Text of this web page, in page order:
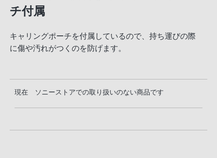
チ付属
キャリングポーチを付属しているので、持ち運びの際
に傷や汚れがつくのを防げます。
現在 ソニーストアでの取り扱いのない商品です